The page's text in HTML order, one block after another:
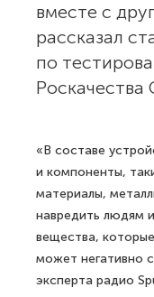
вместе с
рассказал
по
Роскачества
«В составе
и компоненты,
материалы,
навредить людям
вещества,
может негативно
эксперта радио